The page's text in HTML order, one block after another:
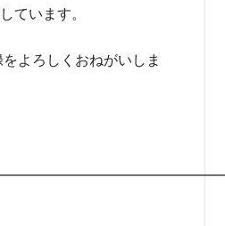
ています。
よろしくおねがいしま